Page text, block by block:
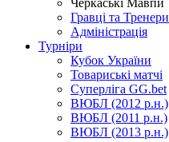
Черкаські Мавпи
Гравці та Тренери
Адміністрація
Турніри
Кубок України
Товариські матчі
Суперліга GG.bet
ВЮБЛ (2012 р.н.)
ВЮБЛ (2011 р.н.)
ВЮБЛ (2013 р.н.)